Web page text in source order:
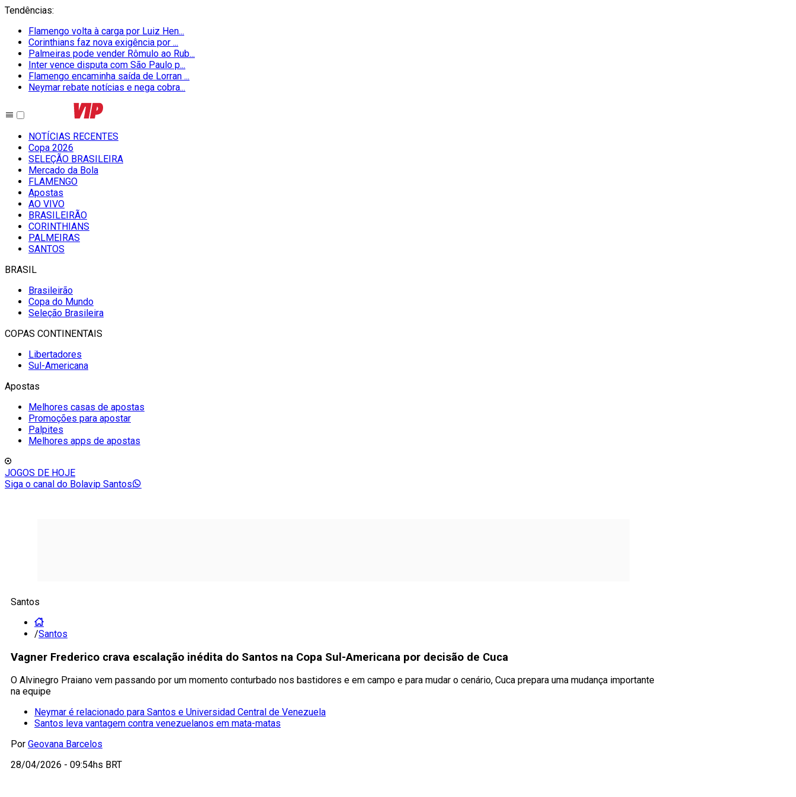
Tendências:
Flamengo volta à carga por Luiz Hen...
Corinthians faz nova exigência por ...
Palmeiras pode vender Rômulo ao Rub...
Inter vence disputa com São Paulo p...
Flamengo encaminha saída de Lorran ...
Neymar rebate notícias e nega cobra...
NOTÍCIAS RECENTES
Copa 2026
SELEÇÃO BRASILEIRA
Mercado da Bola
FLAMENGO
Apostas
AO VIVO
BRASILEIRÃO
CORINTHIANS
PALMEIRAS
SANTOS
BRASIL
Brasileirão
Copa do Mundo
Seleção Brasileira
COPAS CONTINENTAIS
Libertadores
Sul-Americana
Apostas
Melhores casas de apostas
Promoções para apostar
Palpites
Melhores apps de apostas
JOGOS DE HOJE
Siga o canal do Bolavip Santos
Santos
/Santos
Vagner Frederico crava escalação inédita do Santos na Copa Sul-Americana por decisão de Cuca
O Alvinegro Praiano vem passando por um momento conturbado nos bastidores e em campo e para mudar o cenário, Cuca prepara uma mudança importante
na equipe
Neymar é relacionado para Santos e Universidad Central de Venezuela
Santos leva vantagem contra venezuelanos em mata-matas
Por Geovana Barcelos
28/04/2026 - 09:54hs BRT